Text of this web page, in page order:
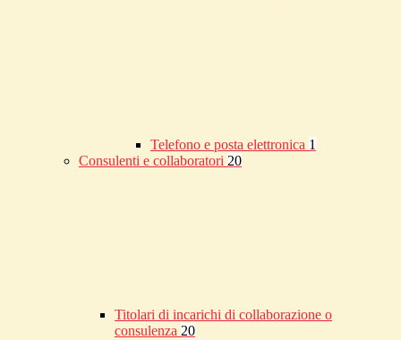
Telefono e posta elettronica 1
Consulenti e collaboratori 20
Titolari di incarichi di collaborazione o
consulenza 20